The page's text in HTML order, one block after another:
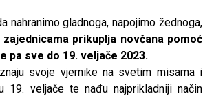
nahranimo gladnoga, napojimo žednoga,
prikuplja novčana pomoć
pa sve do 19. veljače 2023.
svoje vjernike na svetim misama i
19. veljače te nađu najprikladniji način